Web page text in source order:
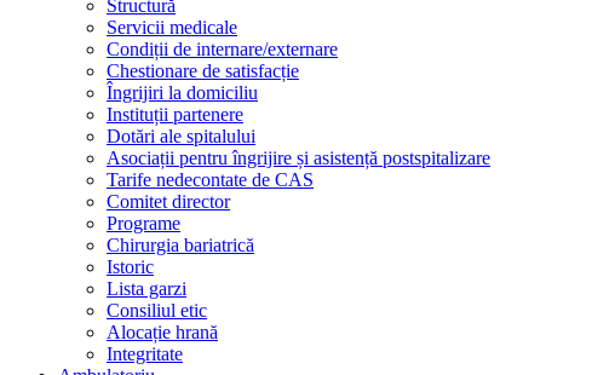
Structură
Servicii medicale
Condiții de internare/externare
Chestionare de satisfacție
Îngrijiri la domiciliu
Instituții partenere
Dotări ale spitalului
Asociații pentru îngrijire și asistență postspitalizare
Tarife nedecontate de CAS
Comitet director
Programe
Chirurgia bariatrică
Istoric
Lista garzi
Consiliul etic
Alocație hrană
Integritate